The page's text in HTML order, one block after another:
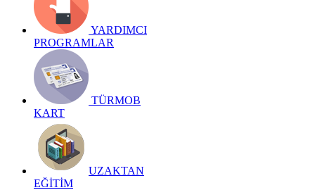
YARDIMCI
PROGRAMLAR
TÜRMOB
KART
UZAKTAN
EĞİTİM